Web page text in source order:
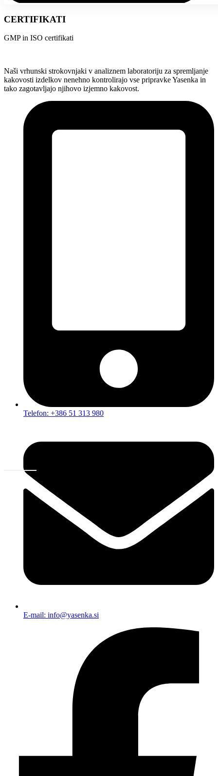
CERTIFIKATI
GMP in ISO certifikati
Naši vrhunski strokovnjaki v analiznem laboratoriju za spremljanje
kakovosti izdelkov nenehno kontrolirajo vse pripravke Yasenka in
tako zagotavljajo njihovo izjemno kakovost.
Telefon: +386 51 313 980
E-mail: info@yasenka.si